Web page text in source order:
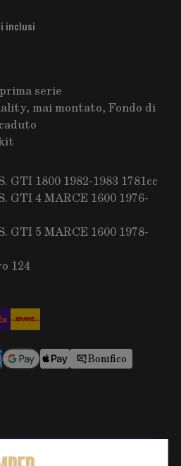
inclusi
serie
mai montato, Fondo di
GTI 1800 1982-1983 1781cc
GTI 4 MARCE 1600 1976-
GTI 5 MARCE 1600 1978-
124
Bonifico